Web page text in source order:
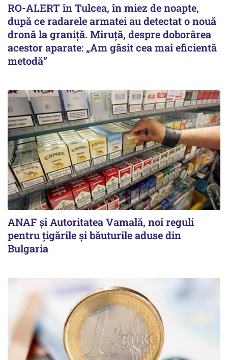
RO-ALERT în Tulcea, în miez de noapte,
după ce radarele armatei au detectat o nouă
dronă la graniță. Miruță, despre doborârea
acestor aparate: „Am găsit cea mai eficientă
metodă”
ANAF și Autoritatea Vamală, noi reguli
pentru țigările și băuturile aduse din
Bulgaria